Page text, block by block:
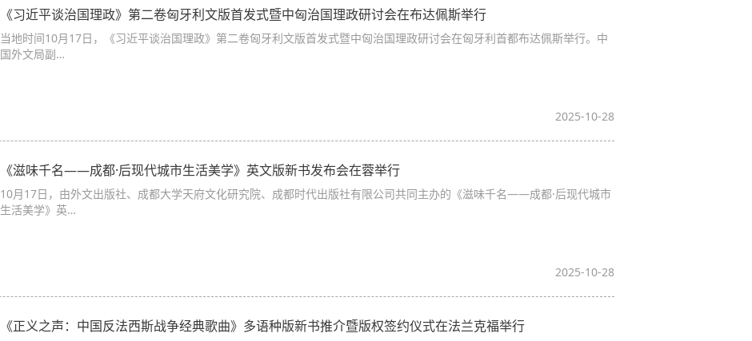
《习近平谈治国理政》第二卷匈牙利文版首发式暨中匈治国理政研讨会在布达佩斯举行
当地时间10月17日，《习近平谈治国理政》第二卷匈牙利文版首发式暨中匈治国理政研讨会在匈牙利首都布达佩斯举行。中
国外文局副…
2025-10-28
《滋味千名——成都·后现代城市生活美学》英文版新书发布会在蓉举行
10月17日，由外文出版社、成都大学天府文化研究院、成都时代出版社有限公司共同主办的《滋味千名——成都·后现代城市
生活美学》英…
2025-10-28
《正义之声：中国反法西斯战争经典歌曲》多语种版新书推介暨版权签约仪式在法兰克福举行